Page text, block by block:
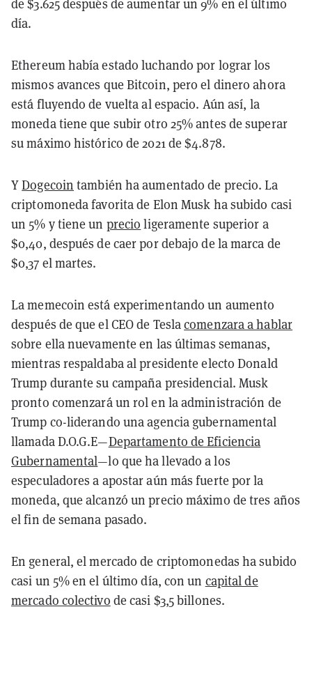
de $3.625 después de aumentar un 9% en el último
día.
Ethereum había estado luchando por lograr los
mismos avances que Bitcoin, pero el dinero ahora
está fluyendo de vuelta al espacio. Aún así, la
moneda tiene que subir otro 25% antes de superar
su máximo histórico de 2021 de $4.878.
YDogecoin también ha aumentado de precio. La
criptomoneda favorita de Elon Musk ha subido casi
un 5% y tiene un precio ligeramente superior a
$0,40, después de caer por debajo de la marca de
$0,37 el martes.
La memecoin está experimentando un aumento
después de que el CEO de Teslacomenzara a hablar
sobre ella nuevamente en las últimas semanas,
mientras respaldaba al presidente electo Donald
Trump durante su campaña presidencial. Musk
pronto comenzará un rol en la administración de
Trump co-liderando una agencia gubernamental
llamada D.O.G.E—Departamento de Eficiencia
Gubernamental—lo que ha llevado a los
especuladores a apostar aún más fuerte por la
moneda, que alcanzó un precio máximo de tres años
el fin de semana pasado.
En general, el mercado de criptomonedas ha subido
casi un 5% en el último día, con un capital de
mercado colectivo de casi $3,5 billones.